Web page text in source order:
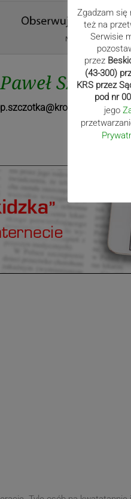
Paweł Szczotka
Zgadzam się
też na
Serwisie
przez
(43-300)
KRS przez
pod nr
jego